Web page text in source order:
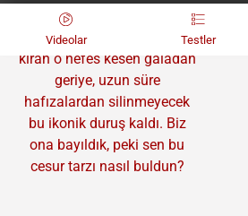
Videolar Testler